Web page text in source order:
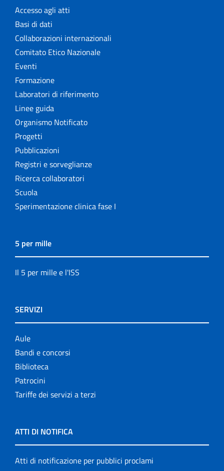
Accesso agli atti
Basi di dati
Collaborazioni internazionali
Comitato Etico Nazionale
Eventi
Formazione
Laboratori di riferimento
Linee guida
Organismo Notificato
Progetti
Pubblicazioni
Registri e sorveglianze
Ricerca collaboratori
Scuola
Sperimentazione clinica fase I
5 per mille
Il 5 per mille e l'ISS
SERVIZI
Aule
Bandi e concorsi
Biblioteca
Patrocini
Tariffe dei servizi a terzi
ATTI DI NOTIFICA
Atti di notificazione per pubblici proclami